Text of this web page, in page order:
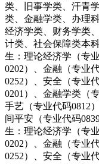
类、旧事学类、汗青
类、金融学类、办理
经济学类、财务学类
计类、社会保障类本
生：理论经济学（专
0202）、金融（专业
0252）、安全（专业
0201）、金融学类（
手艺（专业代码0812
间平安（专业代码
生：理论经济学（专
0202）、金融（专业
0252）、安全（专业